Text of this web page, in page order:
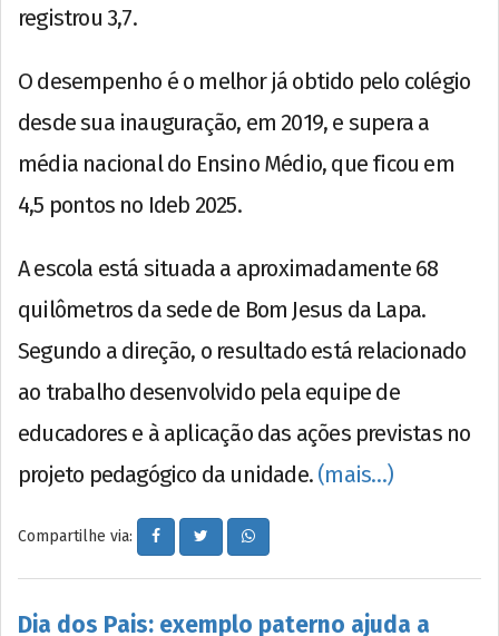
registrou 3,7.
O desempenho é o melhor já obtido pelo colégio
desde sua inauguração, em 2019, e supera a
média nacional do Ensino Médio, que ficou em
4,5 pontos no Ideb 2025.
A escola está situada a aproximadamente 68
quilômetros da sede de Bom Jesus da Lapa.
Segundo a direção, o resultado está relacionado
ao trabalho desenvolvido pela equipe de
educadores e à aplicação das ações previstas no
projeto pedagógico da unidade. (mais…)
Compartilhe via:
Dia dos Pais: exemplo paterno ajuda a